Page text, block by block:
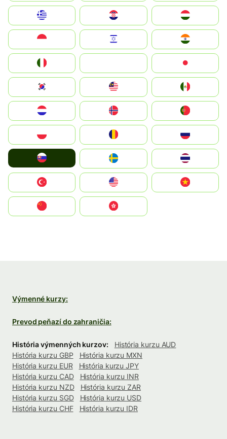
Magyarország
South Korea
United States
中國香港特別行政區
Výmenné kurzy:
Prevod peňazí do zahraničia:
História výmenných kurzov:
História kurzu AUD
História kurzu GBP
História kurzu MXN
História kurzu EUR
História kurzu JPY
História kurzu CAD
História kurzu INR
História kurzu NZD
História kurzu ZAR
História kurzu SGD
História kurzu USD
História kurzu CHF
História kurzu IDR